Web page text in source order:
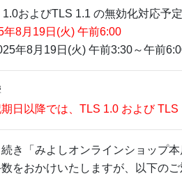
1.0およびTLS 1.1 の無効化対応予
年8月19日(火) 午前6:00
年8月19日(火) 午前3:30～午前
期日以降では、TLS 1.0 および
き「みよしオンラインショップ
をおかけいたしますが、以下の